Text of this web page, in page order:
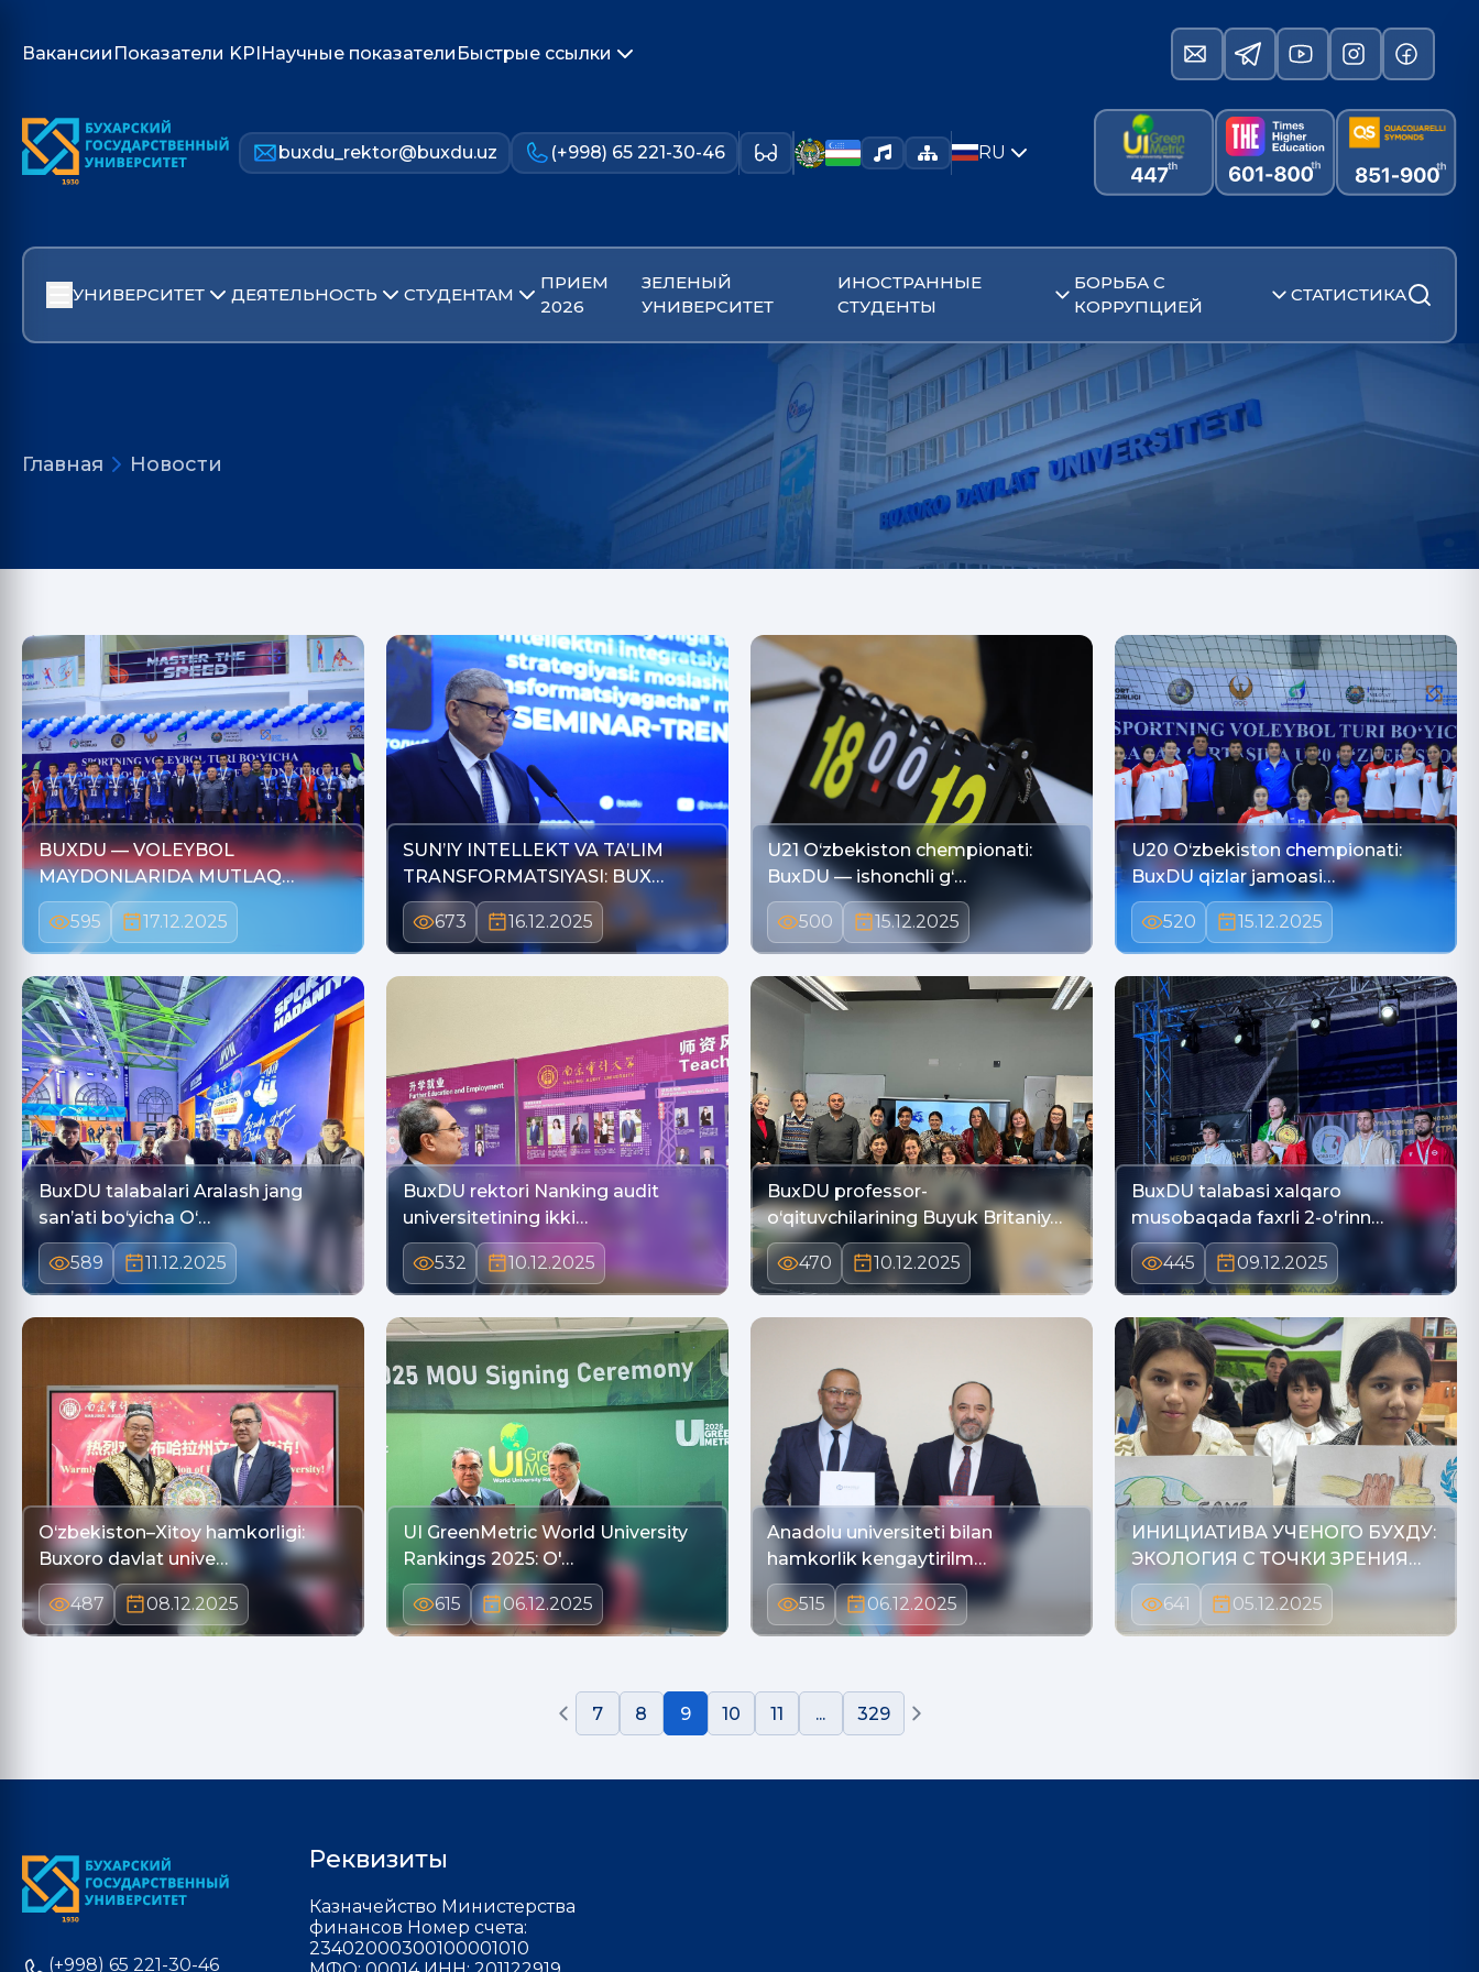
Вакансии Показатели KPIНаучные показатели Быстрые ссылки
buxdu_rektor@buxdu.uz (+998) 65 221-30-46 RU
УНИВЕРСИТЕТ ДЕЯТЕЛЬНОСТЬ СТУДЕНТАМ
ПРИЕМ
2026
ЗЕЛЕНЫЙ
УНИВЕРСИТЕТ
ИНОСТРАННЫЕ
СТУДЕНТЫ
БОРЬБА С
КОРРУПЦИЕЙ
СТАТИСТИКА
Главная Новости
BUXDU — VOLEYBOL
MAYDONLARIDA MUTLAQ
YETAKCHI!
595
17.12.2025
SUN’IY INTELLEKT VA TA’LIM
TRANSFORMATSIYASI: BUX…
673 16.12.2025
U21 O‘zbekiston chempionati:
BuxDU — ishonchli g‘…
500 15.12.2025
U20 O‘zbekiston chempionati:
BuxDU qizlar jamoasi…
520 15.12.2025
BuxDU talabalari Aralash jang
san’ati bo‘yicha O‘…
589 11.12.2025
BuxDU rektori Nanking audit
universitetining ikki…
532 10.12.2025
BuxDU professor-
o‘qituvchilarining Buyuk Britaniy…
470 10.12.2025
BuxDU talabasi xalqaro
musobaqada faxrli 2-o'rinn…
445 09.12.2025
O‘zbekiston–Xitoy hamkorligi:
Buxoro davlat unive…
487 08.12.2025
UI GreenMetric World University
Rankings 2025: O'…
615 06.12.2025
Anadolu universiteti bilan
hamkorlik kengaytirilm…
515 06.12.2025
ИНИЦИАТИВА УЧЕНОГО БУХДУ:
ЭКОЛОГИЯ С ТОЧКИ ЗРЕНИЯ…
641 05.12.2025
7 8 9 10 11 ... 329
(+998) 65 221-30-46
Реквизиты
Казначейство Министерства
финансов Номер счета:
23402000300100001010